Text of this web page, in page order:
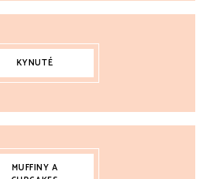
KYNUTÉ
MUFFINY A